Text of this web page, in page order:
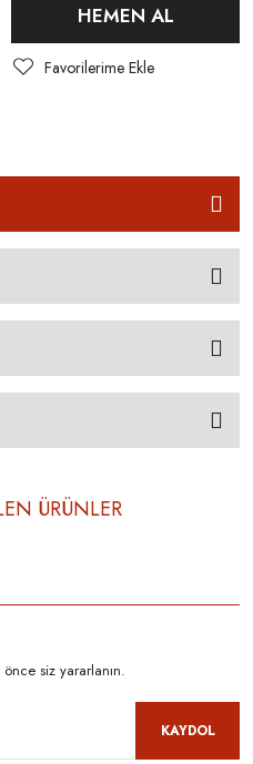
HEMEN AL
ÜRÜNLER
siz yararlanın.
KAYDOL